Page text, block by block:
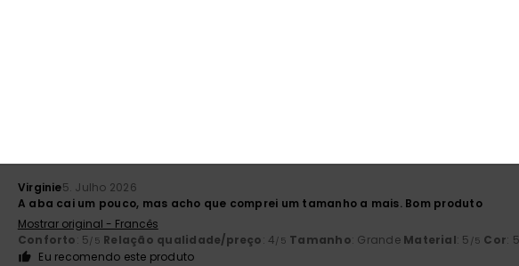
Virginie5. Julho 2026
A aba cai um pouco, mas acho que comprei um tamanho a mais. Bom produto
Mostrar original - Francês
Conforto: 5/5 Relação qualidade/preço: 4/5 Tamanho: Grande Material: 5 /5 Cor: 5
Eu recomendo este produto